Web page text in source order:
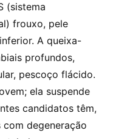
(sistema
frouxo, pele
A queixa-
profundos,
pescoço flácido.
ela suspende
candidatos têm,
degeneração